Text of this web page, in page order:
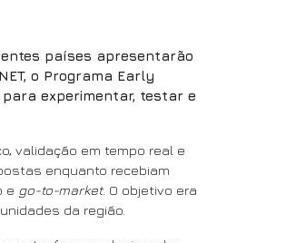
países apresentarão
o Programa Early
experimentar, testar e
validação em tempo real e
enquanto recebiam
e go-to-market. O objetivo era
da região.